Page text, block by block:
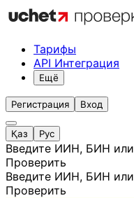
Тарифы
API Интеграция
Ещё
Регистрация Вход
Қаз Рус
Введите ИИН, БИН или
Проверить
Введите ИИН, БИН или
Проверить